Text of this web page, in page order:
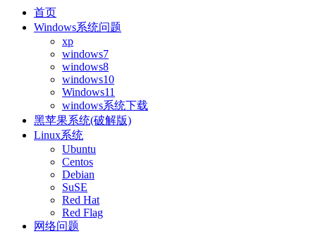
首页
Windows系统问题
xp
windows7
windows8
windows10
Windows11
windows系统下载
黑苹果系统(破解版)
Linux系统
Ubuntu
Centos
Debian
SuSE
Red Hat
Red Flag
网络问题